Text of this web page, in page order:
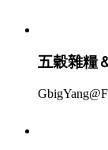
五穀雜糧